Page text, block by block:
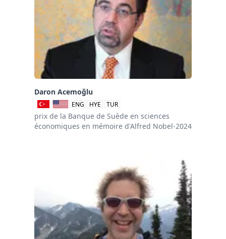
Daron Acemoğlu
ENG HYE TUR
prix de la Banque de Suède en sciences
économiques en mémoire d'Alfred Nobel-2024